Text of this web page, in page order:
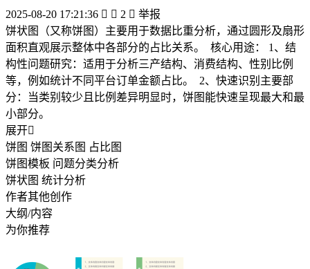
2025-08-20 17:21:36   2  举报
饼状图（又称饼图）主要用于‌数据比重分析‌，通过圆形及扇形
面积直观展示整体中各部分的占比关系。 ‌ 核心用途： ‌1、结
构性问题研究‌：适用于分析三产结构、消费结构、性别比例
等，例如统计不同平台订单金额占比。 ‌ ‌2、快速识别主要部
分‌：当类别较少且比例差异明显时，饼图能快速呈现最大和最
小部分。
展开
饼图 饼图关系图 占比图
饼图模板 问题分类分析
饼状图 统计分析
作者其他创作
大纲/内容
为你推荐